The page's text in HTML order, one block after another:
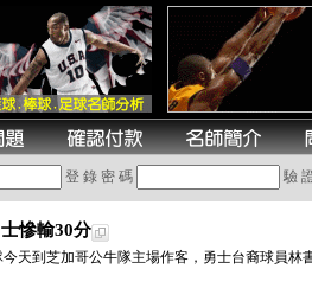
登 錄 密 碼 驗
慘輸30分
天到芝加哥公牛隊主場作客，勇士台裔球員林